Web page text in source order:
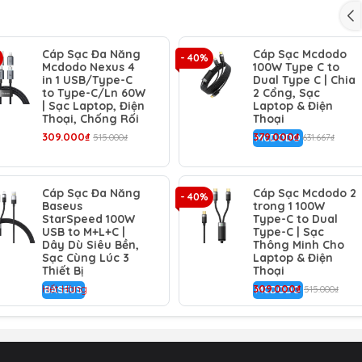
hoặc đi du lịch nhóm.
Mỗi đầu sạc đều được tích hợp chip nhận diện thông
loại thiết bị. Điều này giúp sạc nhanh nhưng vẫn đảm
được bện nylon dù mật độ cao cực kỳ chắc chắn, chống
được gia cố bằng hợp kim nhôm, khắc phục hoàn toàn điểm
rẻ tiền.
pin dự phòng cổng Type-C).
Android đời mới.
Cáp Sạc Đa Năng
Mcdodo Nexus 4
in 1 USB/Type-C
to Type-C/Ln 60W
| Sạc Laptop, Điện
Thoại, Chống Rối
309.000₫ 515.000₫
- 40%
Cáp Sạc Mcdodo
100W Type C to
Dual Type C | Chia
2 Cổng, Sạc
Laptop & Điện
Thoại
379.000₫ 631.667₫
MCDODO
Cáp Sạc Đa Năng
Baseus
StarSpeed 100W
USB to M+L+C |
Dây Dù Siêu Bền,
Sạc Cùng Lúc 3
Thiết Bị
Hết Hàng
BASEUS
- 40%
Cáp Sạc Mcdodo 2
trong 1 100W
Type-C to Dual
Type-C | Sạc
Thông Minh Cho
Laptop & Điện
Thoại
309.000₫ 515.000₫
MCDODO